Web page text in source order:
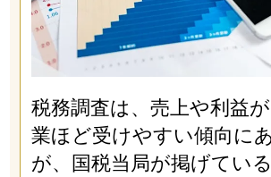
税務調査は、売上や利益
業ほど受けやすい傾向に
が、国税当局が掲げてい